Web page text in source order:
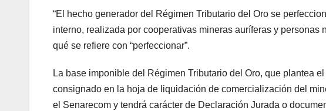
“El hecho generador del Régimen Tributario del Oro se
interno, realizada por cooperativas mineras auríferas y personas
qué se refiere con “perfeccionar”.
La base imponible del Régimen Tributario del Oro, que plantea
consignado en la hoja de liquidación de comercialización del
el Senarecom y tendrá carácter de Declaración Jurada o